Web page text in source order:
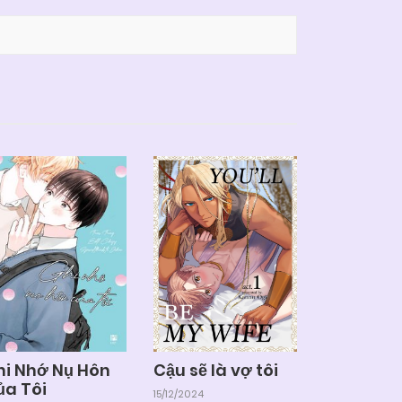
Nhớ Nụ Hôn
Tôi
Cậu sẽ là vợ tôi
15/12/2024